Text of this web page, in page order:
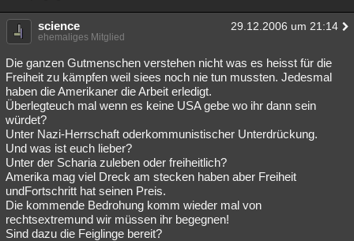
science 29.12.2006 um 21:14
ehemaliges Mitglied
Die ganzen Gutmenschen verstehen nicht was es heisst für die
Freiheit zu kämpfen weil siees noch nie tun mussten. Jedesmal
haben die Amerikaner die Arbeit erledigt.
Überlegteuch mal wenn es keine USA gebe wo ihr dann sein
würdet?
Unter Nazi-Herrschaft oderkommunistischer Unterdrückung.
Und was ist euch lieber?
Unter der Scharia zuleben oder freiheitlich?
Amerika mag viel Dreck am stecken haben aber Freiheit
undFortschritt hat seinen Preis.
Die kommende Bedrohung komm wieder mal von
rechtsextremund wir müssen ihr begegnen!
Sind dazu die Feiglinge bereit?